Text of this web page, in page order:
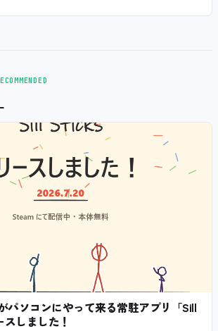
パソコンにやって来る常駐アプリ「Sill
しました！